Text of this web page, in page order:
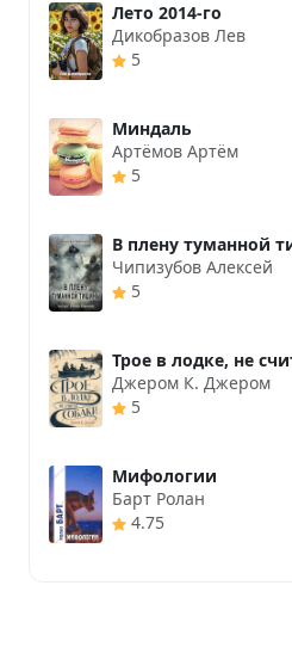
Лето 2014-го
Дикобразов Лев
5
Миндаль
Артёмов Артём
5
В плену туманной
Чипизубов Алексей
5
Трое в лодке, не
Джером К. Джером
5
Мифологии
Барт Ролан
4.75